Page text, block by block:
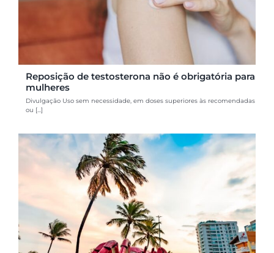
Reposição de testosterona não é obrigatória para
mulheres
Divulgação Uso sem necessidade, em doses superiores às recomendadas
ou [...]